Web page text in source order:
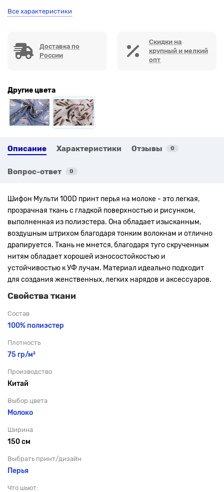
Все характеристики
Доставка по
России
Скидки на
крупный и мелкий
опт
Другие цвета
Описание Характеристики Отзывы 0
Вопрос-ответ 0
Шифон Мульти 100D принт перья на молоке - это легкая,
прозрачная ткань с гладкой поверхностью и рисунком,
выполненная из полиэстера. Она обладает изысканным,
воздушным штрихом благодаря тонким волокнам и отлично
драпируется. Ткань не мнется, благодаря туго скрученным
нитям обладает хорошей износостойкостью и
устойчивостью к УФ лучам. Материал идеально подходит
для создания женственных, легких нарядов и аксессуаров.
Свойства ткани
Состав
100% полиэстер
Плотность
75 гр/м²
Производство
Китай
Выбор цвета
Молоко
Ширина
150 см
Выбрать принт/дизайн
Перья
Что шьют: